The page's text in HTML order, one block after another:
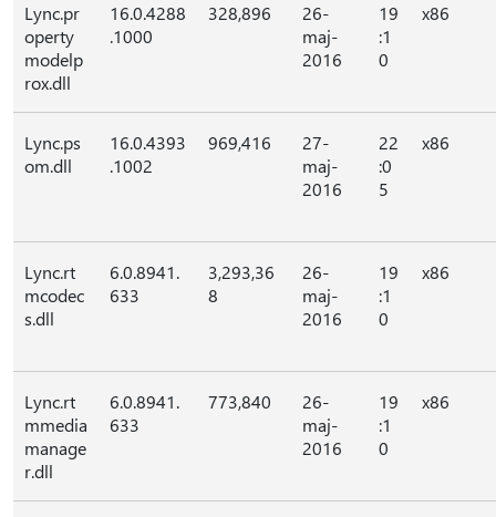
Lync.pr
operty
modelp
rox.dll
16.0.4288
.1000
328,896
26-
maj-
2016
19
:1
0
x86
Lync.ps
om.dll
16.0.4393
.1002
969,416
27-
maj-
2016
22
:0
5
x86
Lync.rt
mcodec
s.dll
6.0.8941.
633
3,293,36
8
26-
maj-
2016
19
:1
0
x86
Lync.rt
mmedia
manage
r.dll
6.0.8941.
633
773,840
26-
maj-
2016
19
:1
0
x86